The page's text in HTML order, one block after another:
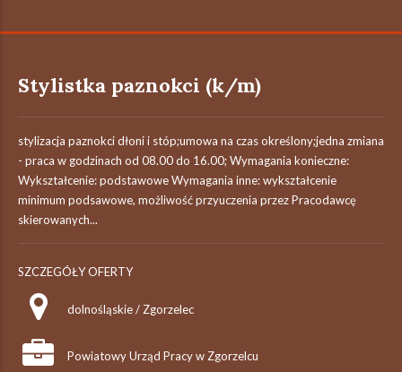
Stylistka paznokci (k/m)
stylizacja paznokci dłoni i stóp;umowa na czas określony;jedna zmiana
- praca w godzinach od 08.00 do 16.00; Wymagania konieczne:
Wykształcenie: podstawowe Wymagania inne: wykształcenie
minimum podsawowe, możliwość przyuczenia przez Pracodawcę
skierowanych...
SZCZEGÓŁY OFERTY
dolnośląskie / Zgorzelec
Powiatowy Urząd Pracy w Zgorzelcu